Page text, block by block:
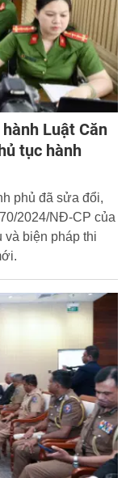
Luật Căn
tục hành
phủ đã sửa đổi,
2024/NĐ-CP của
và biện pháp thi